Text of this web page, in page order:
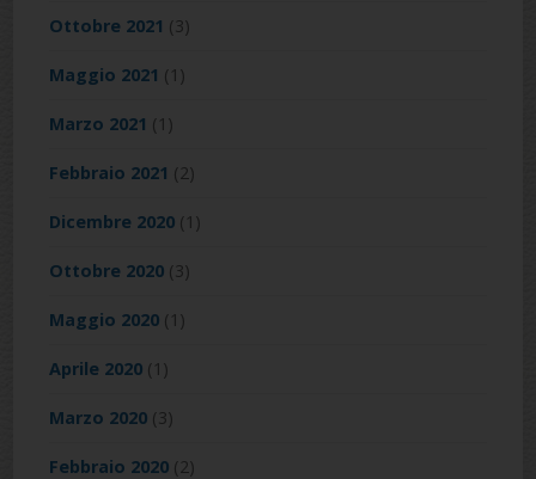
Ottobre 2021 (3)
Maggio 2021 (1)
Marzo 2021 (1)
Febbraio 2021 (2)
Dicembre 2020 (1)
Ottobre 2020 (3)
Maggio 2020 (1)
Aprile 2020 (1)
Marzo 2020 (3)
Febbraio 2020 (2)